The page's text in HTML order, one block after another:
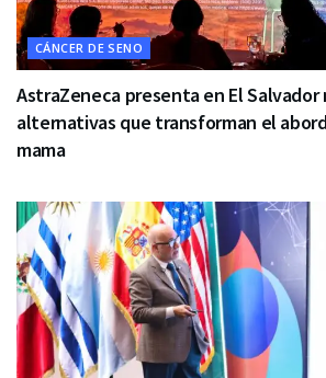
CÁNCER DE SENO
AstraZeneca presenta en El Salvador
alternativas que transforman el
mama